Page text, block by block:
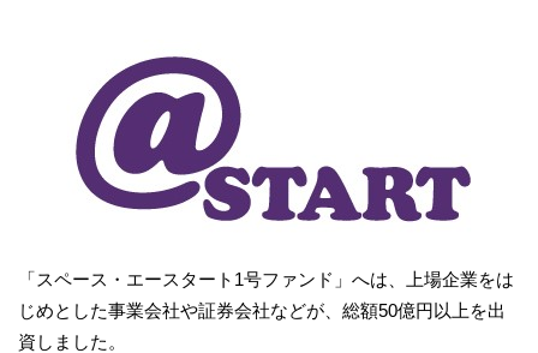
「スペース・エースタート1号ファンド」へは、上場企業をは
じめとした事業会社や証券会社などが、総額50億円以上を出
資しました。